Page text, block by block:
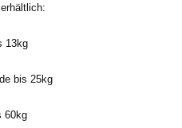
13kg
bis 25kg
60kg